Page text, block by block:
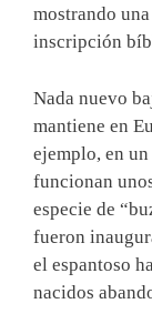
mostrando
inscripción
Nada nuevo
mantiene en
ejemplo, en
funcionan
especie de
fueron
el espantoso
nacidos